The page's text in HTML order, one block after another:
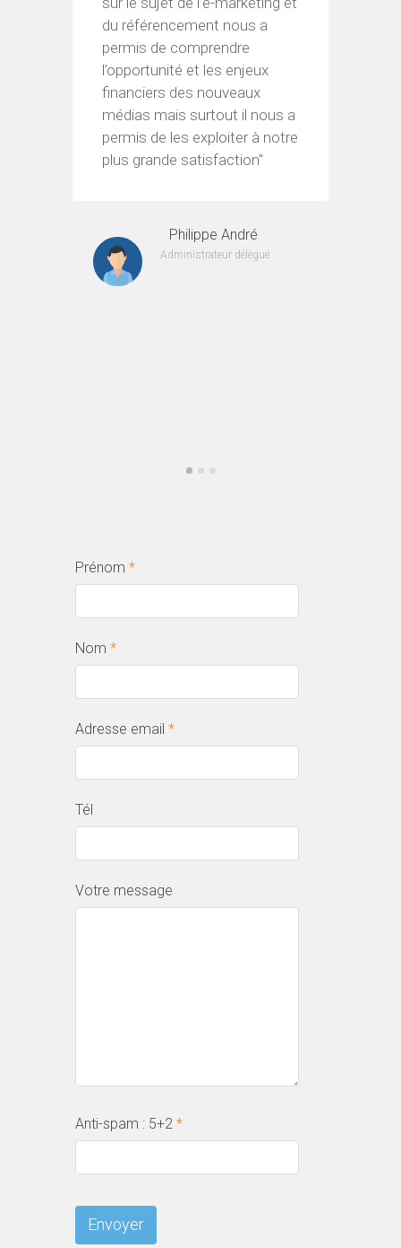
du référencement nous a
permis de comprendre
l’opportunité et les enjeux
financiers des nouveaux
médias mais surtout il nous a
permis de les exploiter à notre
plus grande satisfaction"
Philippe André
Administrateur délégué
Prénom *
Nom *
Adresse email *
Tél
Votre message
Anti-spam : 5+2 *